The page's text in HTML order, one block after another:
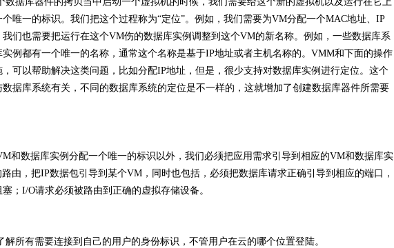
唯一的标识。我们把这个过程称为“定位”。例如，我们需要为VM分配一个MAC地址、IP
们也需要把运行在这个VM伤的数据库实例调整到这个VM的新名称。例如，一些数据库系
例都有一个唯一的名称，通常这个名称是基于IP地址或者主机名称的。VMM和下面的操作
可以帮助解决这类问题，比如分配IP地址，但是，很少支持对数据库实例进行定位。这个
据库系统有关，不同的数据库系统的定位是不一样的，这就增加了创建数据库器件所需要
和数据库实例分配一个唯一的标识以外，我们必须把应用需求引导到相应的VM和数据库实
由，把IP数据包引导到某个VM，同时也包括，必须把数据库请求正确引导到相应的端口，
；I/O请求必须被路由到正确的虚拟存储设备。
有需要连接到自己的用户的身份标识，不管用户在云的哪个位置登陆。